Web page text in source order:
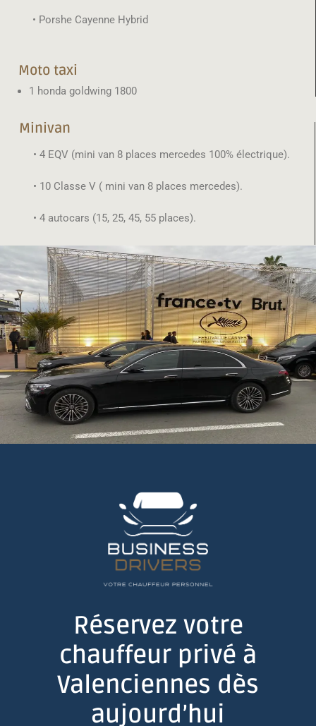
• Porshe Cayenne Hybrid
Moto taxi
1 honda goldwing 1800
Minivan
• 4 EQV (mini van 8 places mercedes 100% électrique).
• 10 Classe V ( mini van 8 places mercedes).
• 4 autocars (15, 25, 45, 55 places).
Réservez votre
chauffeur privé à
Valenciennes dès
aujourd’hui